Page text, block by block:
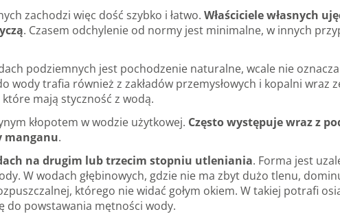
zachodzi więc dość szybko i łatwo. Właściciele własnych
. Czasem odchylenie od normy jest minimalne, w innych
podziemnych jest pochodzenie naturalne, wcale nie
wody trafia również z zakładów przemysłowych i kopalni wraz
mają styczność z wodą.
kłopotem w wodzie użytkowej. Często występuje wraz z
manganu.
na drugim lub trzecim stopniu utleniania. Forma jest
W wodach głębinowych, gdzie nie ma zbyt dużo tlenu,
którego nie widać gołym okiem. W takiej potrafi
do powstawania mętności wody.